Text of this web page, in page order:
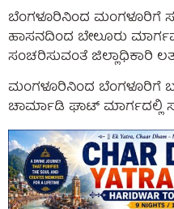
ಬೆಂಗಳೂರಿನಿಂದ ಮಂಗಳೂರಿಗೆ
ಹಾಸನದಿಂದ ಬೇಲೂರು
ಸಂಚರಿಸುವಂತೆ ಜಿಲ್ಲಾಧಿಕಾರಿ
ಮಂಗಳೂರಿನಿಂದ ಬೆಂಗಳೂರಿಗೆ
ಚಾರ್ಮಾಡಿ ಘಾಟ್ ಮಾರ್ಗದಲ್ಲಿ